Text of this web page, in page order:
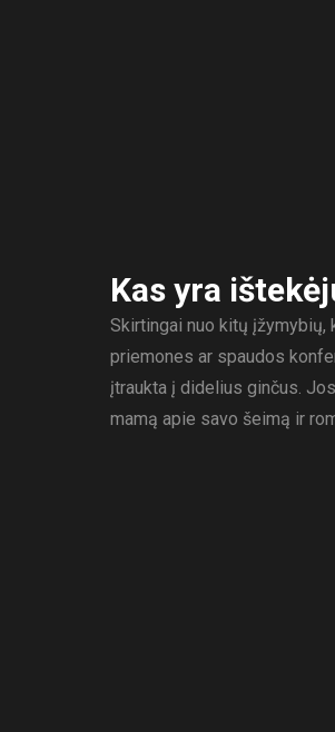
Kas yra
Skirtingai nuo kitų
priemones ar spaudos
įtraukta į didelius ginčus.
mamą apie savo šeimą ir